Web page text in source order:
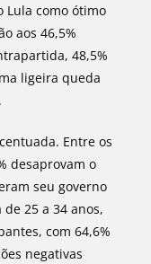
Lula como ótimo
aos 46,5%
48,5%
ligeira queda
Entre os
desaprovam o
seu governo
25 a 34 anos,
com 64,6%
negativas